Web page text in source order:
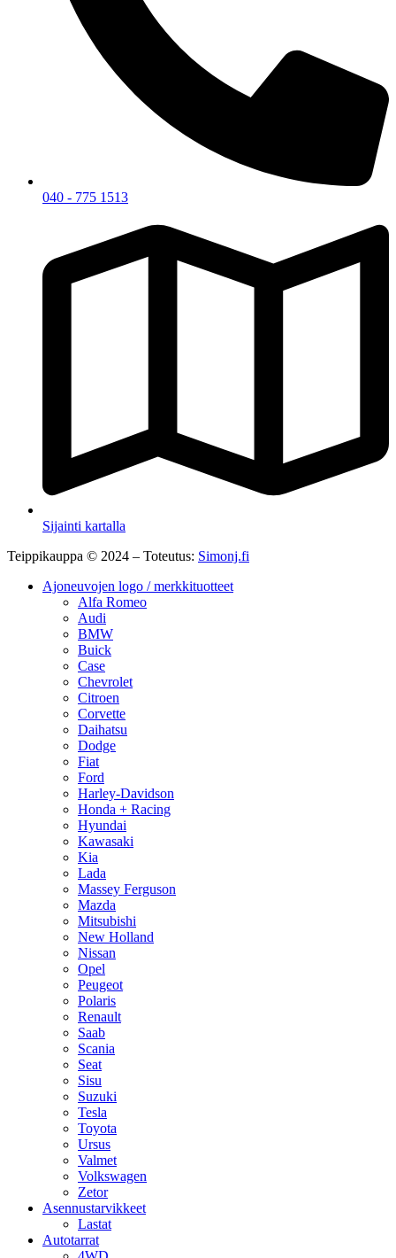
040 - 775 1513
Sijainti kartalla
Teippikauppa © 2024 – Toteutus: Simonj.fi
Ajoneuvojen logo / merkkituotteet
Alfa Romeo
Audi
BMW
Buick
Case
Chevrolet
Citroen
Corvette
Daihatsu
Dodge
Fiat
Ford
Harley-Davidson
Honda + Racing
Hyundai
Kawasaki
Kia
Lada
Massey Ferguson
Mazda
Mitsubishi
New Holland
Nissan
Opel
Peugeot
Polaris
Renault
Saab
Scania
Seat
Sisu
Suzuki
Tesla
Toyota
Ursus
Valmet
Volkswagen
Zetor
Asennustarvikkeet
Lastat
Autotarrat